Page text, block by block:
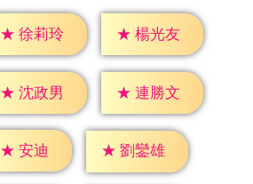
★ 徐莉玲 ★ 楊光友
★ 沈政男 ★ 連勝文
★ 安迪 ★ 劉鑾雄